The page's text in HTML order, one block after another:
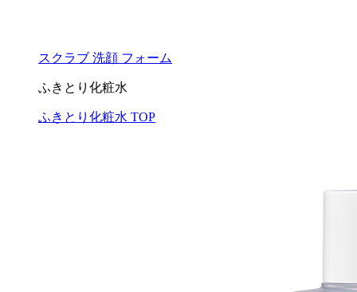
スクラブ 洗顔 フォーム
ふきとり化粧水
ふきとり化粧水 TOP